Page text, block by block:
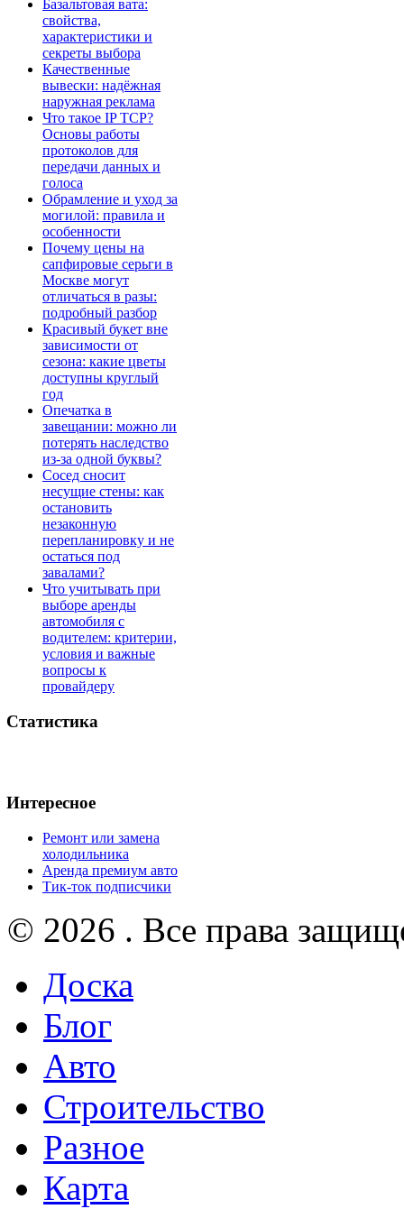
Базальтовая вата:
свойства,
характеристики и
секреты выбора
Качественные
вывески: надёжная
наружная реклама
Что такое IP TCP?
Основы работы
протоколов для
передачи данных и
голоса
Обрамление и уход за
могилой: правила и
особенности
Почему цены на
сапфировые серьги в
Москве могут
отличаться в разы:
подробный разбор
Красивый букет вне
зависимости от
сезона: какие цветы
доступны круглый
год
Опечатка в
завещании: можно ли
потерять наследство
из-за одной буквы?
Сосед сносит
несущие стены: как
остановить
незаконную
перепланировку и не
остаться под
завалами?
Что учитывать при
выборе аренды
автомобиля с
водителем: критерии,
условия и важные
вопросы к
провайдеру
Статистика
Интересное
Ремонт или замена
холодильника
Аренда премиум авто
Тик-ток подписчики
© 2026 . Все права
Доска
Блог
Авто
Строительство
Разное
Карта